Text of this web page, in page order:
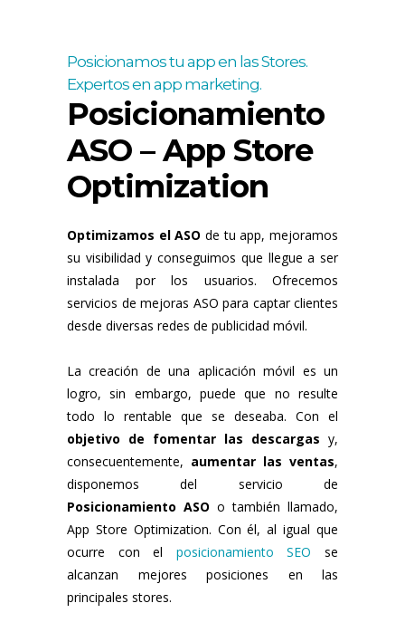
Posicionamos tu app en las Stores.
Expertos en app marketing.
Posicionamiento
ASO – App Store
Optimization
Optimizamos el ASO de tu app, mejoramos
su visibilidad y conseguimos que llegue a ser
instalada por los usuarios. Ofrecemos
servicios de mejoras ASO para captar clientes
desde diversas redes de publicidad móvil.
La creación de una aplicación móvil es un
logro, sin embargo, puede que no resulte
todo lo rentable que se deseaba. Con el
objetivo de fomentar las descargas y,
consecuentemente, aumentar las ventas,
disponemos del servicio de
Posicionamiento ASO o también llamado,
App Store Optimization. Con él, al igual que
ocurre con el posicionamiento SEO se
alcanzan mejores posiciones en las
principales stores.